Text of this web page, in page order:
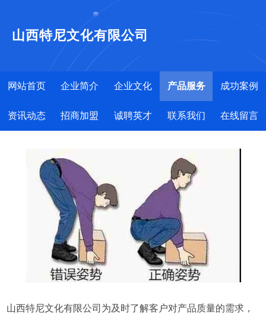
山西特尼文化有限公司
网站首页 企业简介 企业文化 产品服务 成功案例
资讯动态 招商加盟 诚聘英才 联系我们 在线留言
山西特尼文化有限公司为及时了解客户对产品质量的需求，